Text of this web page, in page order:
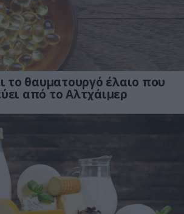
το θαυματουργό έλαιο που
από το Αλτχάιμερ